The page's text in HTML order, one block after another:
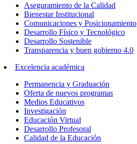
Aseguramiento de la Calidad
Bienestar Institucional
Comunicaciones y Posicionamiento
Desarrollo Físico y Tecnológico
Desarrollo Sostenible
Transparencia y buen gobierno 4.0
Excelencia académica
Permanencia y Graduación
Oferta de nuevos programas
Medios Educativos
Investigación
Educación Virtual
Desarrollo Profesoral
Calidad de la Educación